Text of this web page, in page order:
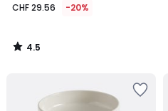
CHF 29.56 -20%
4.5
/